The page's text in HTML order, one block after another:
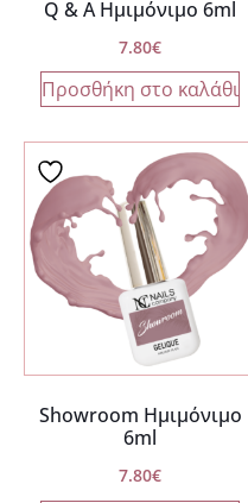
Q & A Ημιμόνιμο 6ml
7.80€
Προσθήκη στο καλάθι
Showroom Ημιμόνιμο
6ml
7.80€